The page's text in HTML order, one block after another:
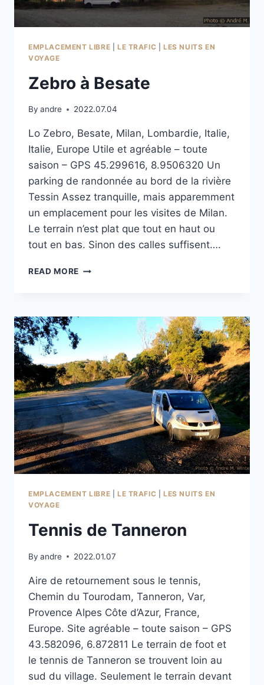
EMPLACEMENT LIBRE LE TRAFIC |LES NUITS EN
VOYAGE
Zebro à Besate
By andre 2022.07.04
Lo Zebro, Besate, Milan, Lombardie, Italie,
Italie, Europe Utile et agréable – toute
saison – GPS 45.299616, 8.9506320 Un
parking de randonnée au bord de la rivière
Tessin Assez tranquille, mais apparemment
un emplacement pour les visites de Milan.
Le terrain n’est plat que tout en haut ou
tout en bas. Sinon des calles suffisent….
READ MORE ZEBRO
EMPLACEMENT LIBRE LE TRAFIC |LES NUITS EN
VOYAGE
Tennis de Tanneron
By andre 2022.01.07
Aire de retournement sous le tennis,
Chemin du Tourodam, Tanneron, Var,
Provence Alpes Côte d’Azur, France,
Europe. Site agréable – toute saison – GPS
43.582096, 6.872811 Le terrain de foot et
le tennis de Tanneron se trouvent loin au
sud du village. Seulement le terrain devant